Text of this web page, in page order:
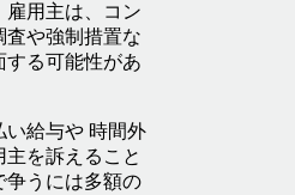
雇用主は、コン
査や強制措置な
する可能性があ
い給与や 時間外
を訴えること
争うには多額の